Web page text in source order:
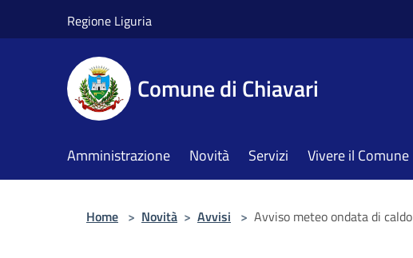
Regione Liguria
Comune di Chiavari
Amministrazione Novità Servizi Vivere il Comune
Home > Novità > Avvisi > Avviso meteo ondata di caldo